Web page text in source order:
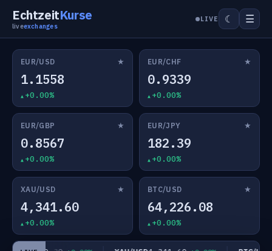
EchtzeitKurse
liveexchanges
LIVE ☾ ☰
EUR/USD ★
1.1558
+0.00%
EUR/CHF ★
0.9339
+0.00%
EUR/GBP ★
0.8567
+0.00%
EUR/JPY ★
182.39
+0.00%
XAU/USD ★
4,341.60
+0.00%
BTC/USD ★
64,226.08
+0.00%